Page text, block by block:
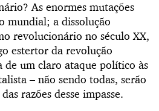
As enormes mutações
mundial; a dissolução
revolucionário no século XX,
estertor da revolução
de um claro ataque político às
– não sendo todas, serão
razões desse impasse.